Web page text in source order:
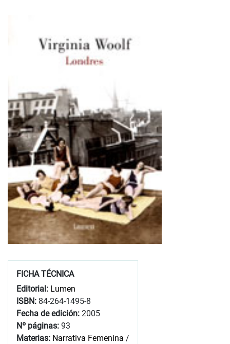
FICHA TÉCNICA
Editorial: Lumen
ISBN: 84-264-1495-8
Fecha de edición: 2005
Nº páginas: 93
Materias: Narrativa Femenina /